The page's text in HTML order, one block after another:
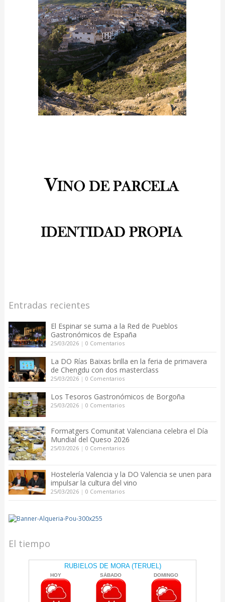
Entradas recientes
El Espinar se suma a la Red de Pueblos
Gastronómicos de España
25/03/2026| 0 Comentarios
La DO Rías Baixas brilla en la feria de primavera
de Chengdu con dos masterclass
25/03/2026| 0 Comentarios
Los Tesoros Gastronómicos de Borgoña
25/03/2026| 0 Comentarios
Formatgers Comunitat Valenciana celebra el Día
Mundial del Queso 2026
25/03/2026| 0 Comentarios
Hostelería Valencia y la DO Valencia se unen para
impulsar la cultura del vino
25/03/2026| 0 Comentarios
El tiempo